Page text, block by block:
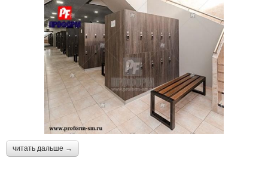
читать дальше →